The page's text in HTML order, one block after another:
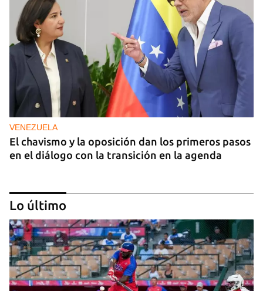
VENEZUELA
El chavismo y la oposición dan los primeros pasos
en el diálogo con la transición en la agenda
Lo último